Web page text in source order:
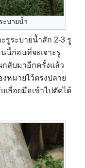
ะบายน้ำ
รูระบายน้ำสัก 2-3 รู
นี้ก่อนที่จะเจาะรู
ลับมาอีกครั้งแล้ว
หมายไว้ตรงปลาย
เลื่อยมือเข้าไปตัดได้